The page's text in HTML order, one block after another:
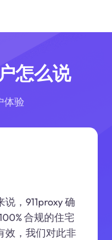
怎么说
体验
，911proxy 确
合规的住宅
效，我们对此非